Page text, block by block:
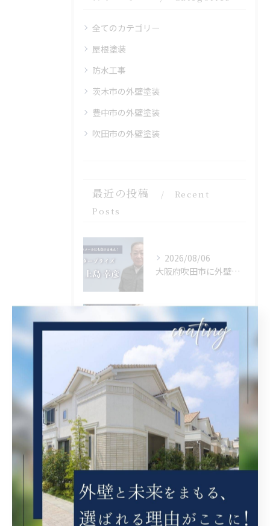
全てのカテゴリー
屋根塗装
防水工事
茨木市の外壁塗装
豊中市の外壁塗装
吹田市の外壁塗装
最近の投稿
Recent
Posts
2026/08/06
大阪府吹田市に外壁フル塗装､シーリング工事､ベランダ簡易防水工事､エアコン脱却の現地調査に行きました。
2026/08/06
2026/08/06
タグ Tags
塗装 内装塗装 屋根塗装 西宮市